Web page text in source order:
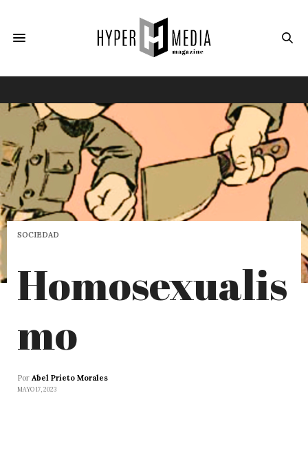
SOCIEDAD
Homosexualis
mo
Por Abel Prieto Morales
MAYO 17, 2023